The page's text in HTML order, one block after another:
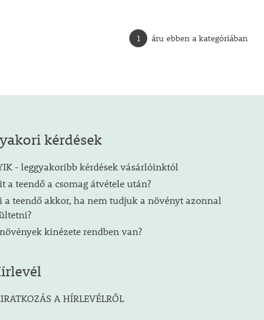
1 áru ebben a kategóriában
kérdések
- leggyakoribb kérdések vásárlóinktól
a teendő a csomag átvétele után?
a teendő akkor, ha nem tudjuk a növényt azonnal
kinézete rendben van?
A HÍRLEVÉLRŐL